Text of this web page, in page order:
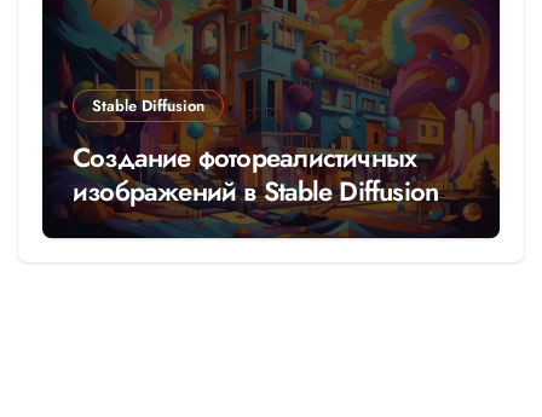
Stable Diffusion
Создание фотореалистичных
изображений в Stable Diffusion